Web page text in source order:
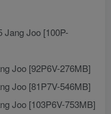
Jang Joo [100P-
Joo [92P6V-276MB]
Joo [81P7V-546MB]
Joo [103P6V-753MB]